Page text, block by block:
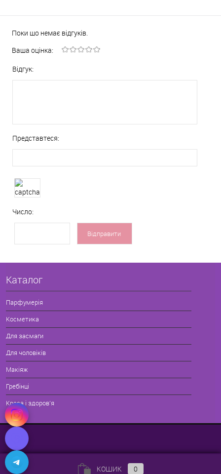
Поки що немає відгуків.
Ваша оцінка:
Відгук:
Представтеся:
Число:
Каталог
Парфумерія
Косметика
Для засмаги
Для чоловіків
Макіяж
Гребінці
Краса і здоров'я
КОШИК 0